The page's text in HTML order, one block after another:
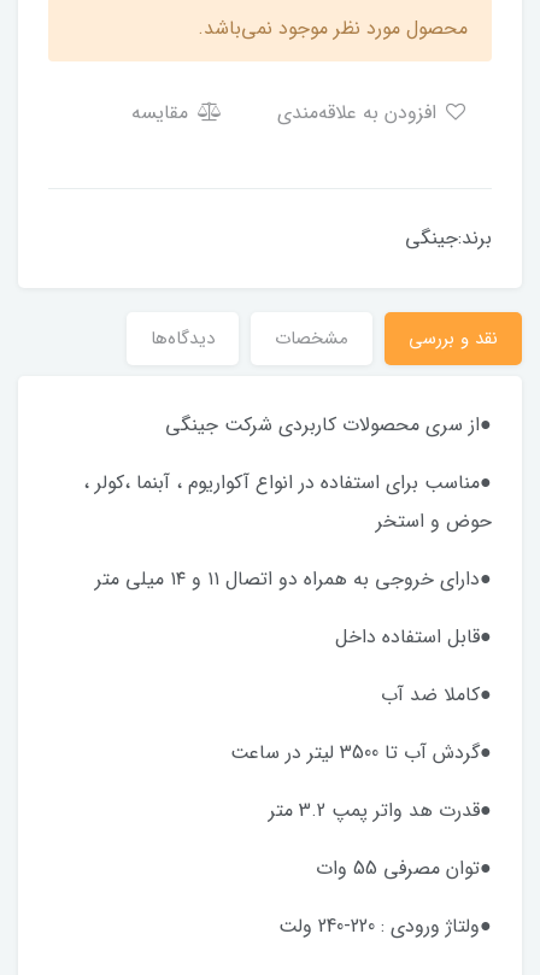
محصول مورد نظر موجود نمی‌باشد.
مقایسه
برند:جینگی
نقد و بررسی مشخصات دیدگاه‌ها
●از سری محصولات کاربردی شرکت جینگی
●مناسب برای استفاده در انواع آکواریوم ، آبنما ،کولر ،
حوض و استخر
●دارای خروجی به همراه دو اتصال ۱۱ و ۱۴ میلی متر
●قابل استفاده داخل
●کاملا ضد آب
●گردش آب تا 3500 لیتر در ساعت
●قدرت هد واتر پمپ 3.2 متر
●توان مصرفی 55 وات
●ولتاژ ورودی : 220-240 ولت